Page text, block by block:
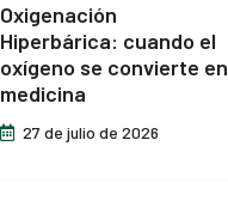
Oxigenación
Hiperbárica: cuando el
oxígeno se convierte en
medicina
27 de julio de 2026